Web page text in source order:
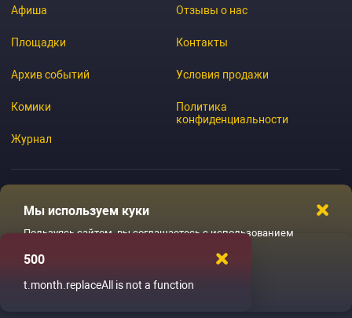
Афиша
Площадки
Архив событий
Комики
Журнал
Отзывы о нас
Контакты
Условия продажи
Политика
конфиденциальности
Мы используем куки
Пользуясь сайтом, вы соглашаетесь с использованием
Ладненько
500
t.month.replaceAll is not a function